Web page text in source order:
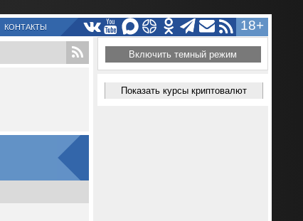
18+
КОНТАКТЫ
Включить темный режим
Показать курсы криптовалют